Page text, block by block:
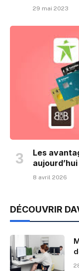
29 mai 2023
Les
aujourd’hui
8 avril 2026
DÉCOUVRIR